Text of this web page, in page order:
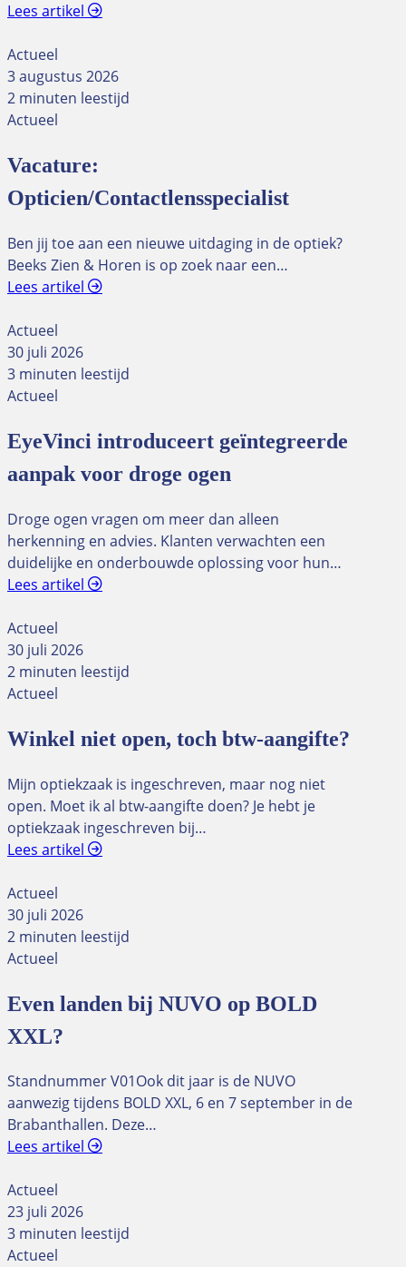
Lees artikel
Actueel
3 augustus 2026
2 minuten leestijd
Actueel
Vacature:
Opticien/Contactlensspecialist
Ben jij toe aan een nieuwe uitdaging in de optiek?
Beeks Zien & Horen is op zoek naar een…
Lees artikel
Actueel
30 juli 2026
3 minuten leestijd
Actueel
EyeVinci introduceert geïntegreerde
aanpak voor droge ogen
Droge ogen vragen om meer dan alleen
herkenning en advies. Klanten verwachten een
duidelijke en onderbouwde oplossing voor hun…
Lees artikel
Actueel
30 juli 2026
2 minuten leestijd
Actueel
Winkel niet open, toch btw-aangifte?
Mijn optiekzaak is ingeschreven, maar nog niet
open. Moet ik al btw-aangifte doen? Je hebt je
optiekzaak ingeschreven bij…
Lees artikel
Actueel
30 juli 2026
2 minuten leestijd
Actueel
Even landen bij NUVO op BOLD
XXL?
Standnummer V01Ook dit jaar is de NUVO
aanwezig tijdens BOLD XXL, 6 en 7 september in de
Brabanthallen. Deze…
Lees artikel
Actueel
23 juli 2026
3 minuten leestijd
Actueel